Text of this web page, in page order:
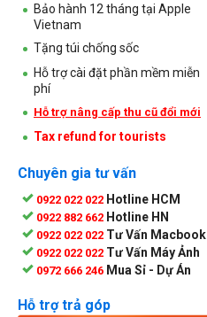
Bảo hành 12 tháng tại Apple
Vietnam
Tặng túi chống sốc
Hỗ trợ cài đặt phần mềm miễn
phí
Hỗ trợ nâng cấp thu cũ đổi mới
Tax refund for tourists
Chuyên gia tư vấn
0922 022 022 Hotline HCM
0922 882 662 Hotline HN
0922 022 022 Tư Vấn Macbook
0922 022 022 Tư Vấn Máy Ảnh
0972 666 246 Mua Sỉ - Dự Án
Hỗ trợ trả góp